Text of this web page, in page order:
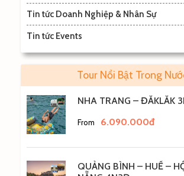
Tin tức Doanh Nghiệp & Nhân Sự
Tin tức Events
Tour Nổi Bật Trong
NHA TRANG – ĐẮKLẮK
From 6.090.000đ
QUẢNG BÌNH – HUẾ –